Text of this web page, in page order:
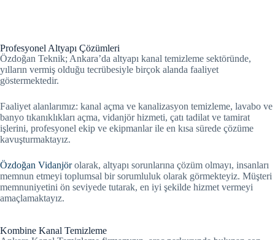
Profesyonel Altyapı Çözümleri
Özdoğan Teknik; Ankara’da altyapı kanal temizleme sektöründe,
yılların vermiş olduğu tecrübesiyle birçok alanda faaliyet
göstermektedir.
Faaliyet alanlarımız: kanal açma ve kanalizasyon temizleme, lavabo ve
banyo tıkanıklıkları açma, vidanjör hizmeti, çatı tadilat ve tamirat
işlerini, profesyonel ekip ve ekipmanlar ile en kısa sürede çözüme
kavuşturmaktayız.
Özdoğan Vidanjörolarak, altyapı sorunlarına çözüm olmayı, insanları
memnun etmeyi toplumsal bir sorumluluk olarak görmekteyiz. Müşteri
memnuniyetini ön seviyede tutarak, en iyi şekilde hizmet vermeyi
amaçlamaktayız.
Kombine Kanal Temizleme